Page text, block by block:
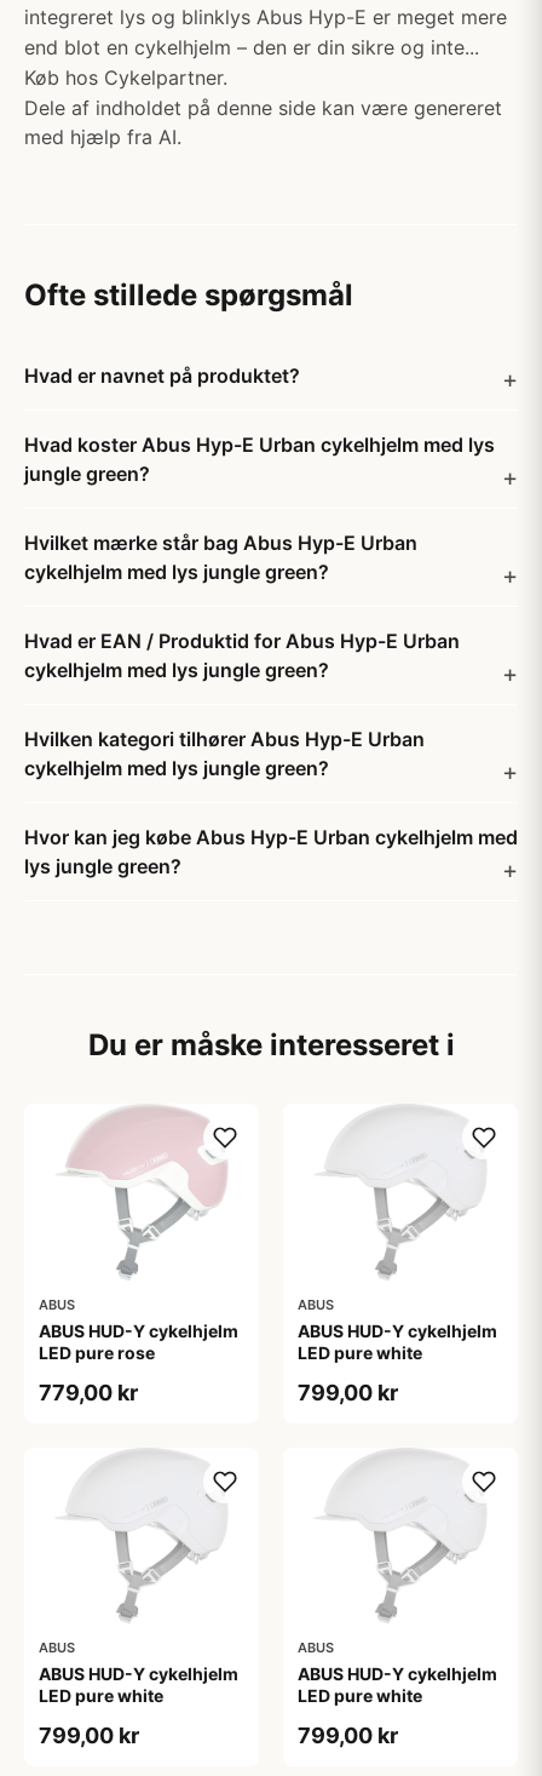
integreret lys og blinklys Abus Hyp-E er meget mere
end blot en cykelhjelm – den er din sikre og inte...
Køb hos Cykelpartner.
Dele af indholdet på denne side kan være genereret
med hjælp fra AI.
Ofte stillede spørgsmål
Hvad er navnet på produktet?
Hvad koster Abus Hyp-E Urban cykelhjelm med lys
jungle green?
Hvilket mærke står bag Abus Hyp-E Urban
cykelhjelm med lys jungle green?
Hvad er EAN / Produktid for Abus Hyp-E Urban
cykelhjelm med lys jungle green?
Hvilken kategori tilhører Abus Hyp-E Urban
cykelhjelm med lys jungle green?
Hvor kan jeg købe Abus Hyp-E Urban cykelhjelm med
lys jungle green?
Du er måske interesseret i
ABUS
ABUS HUD-Y cykelhjelm
LED pure rose
779,00 kr
ABUS
ABUS HUD-Y cykelhjelm
LED pure white
799,00 kr
ABUS
ABUS HUD-Y cykelhjelm
LED pure white
799,00 kr
ABUS
ABUS HUD-Y cykelhjelm
LED pure white
799,00 kr